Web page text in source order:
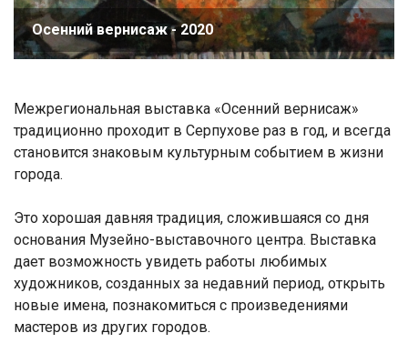
Осенний вернисаж - 2020
Межрегиональная выставка «Осенний вернисаж»
традиционно проходит в Серпухове раз в год, и всегда
становится знаковым культурным событием в жизни
города.
Это хорошая давняя традиция, сложившаяся со дня
основания Музейно-выставочного центра. Выставка
дает возможность увидеть работы любимых
художников, созданных за недавний период, открыть
новые имена, познакомиться с произведениями
мастеров из других городов.